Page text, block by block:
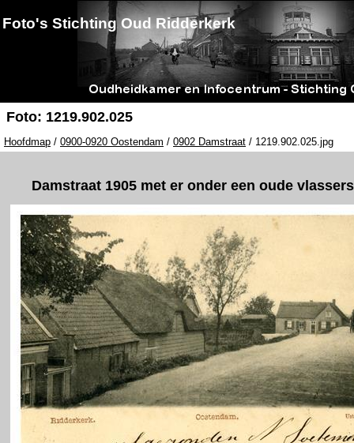
Foto's Stichting Oud Ridderkerk
Foto: 1219.902.025
Hoofdmap / 0900-0920 Oostendam / 0902 Damstraat / 1219.902.025.jpg
Damstraat 1905 met er onder een oude